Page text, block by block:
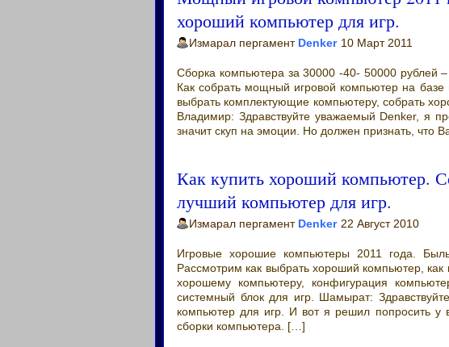
хороший компьютер для игр.
Измарал пергамент Denker 10 Март 2011
Сборка компьютера за 30000 -40- 50000 рублей
Как собрать мощный игровой компьютер на
выбрать комплектующие компьютеру, собрать
Владимир: Здравствуйте уважаемый Denker, я
значит скуп на эмоции. Но должен признать, что
Как купить хороший компьютер.
лучший компьютер для игр.
Измарал пергамент Denker 22 Август 2010
Игровые хорошие компьютеры 2011 года.
Рассмотрим как выбрать хороший компьютер,
хорошему компьютеру, конфигурация
системный блок для игр. Шамырат:
компьютер для игр. И вот я решил попросить
сборки компьютера. […]